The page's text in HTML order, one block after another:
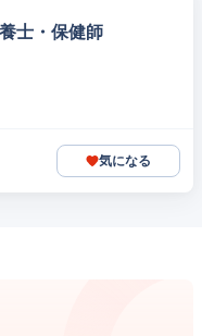
士・保健師
気になる